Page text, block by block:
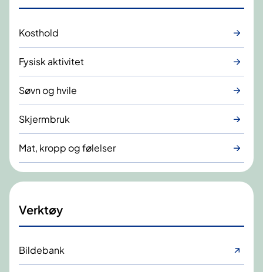
Kosthold
Fysisk aktivitet
Søvn og hvile
Skjermbruk
Mat, kropp og følelser
Verktøy
Bildebank